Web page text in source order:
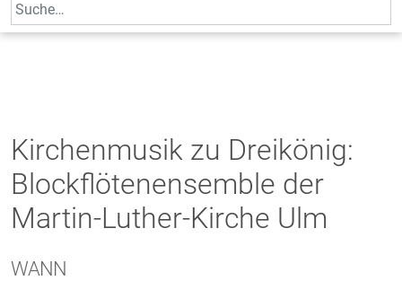
for:
Kirchenmusik zu Dreikönig:
Blockflötenensemble der
Martin-Luther-Kirche Ulm
WANN